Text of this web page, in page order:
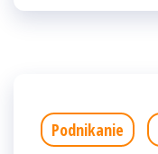
Podnikanie